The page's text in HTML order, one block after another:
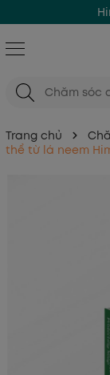
Trang chủ
thể từ lá neem